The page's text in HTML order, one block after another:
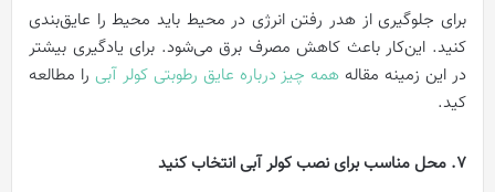
برای جلوگیری از هدر رفتن انرژی در محیط باید محیط را عایق‌بندی
کنید. این‌کار باعث کاهش مصرف برق می‌شود. برای یادگیری بیشتر
در این زمینه مقاله همه چیز درباره عایق رطوبتی کولر آبی را مطالعه
کید.
7. محل مناسب برای نصب کولر آبی انتخاب کنید